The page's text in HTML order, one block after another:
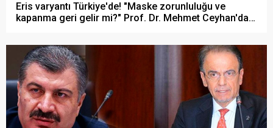
Eris varyantı Türkiye'de! "Maske zorunluluğu ve
kapanma geri gelir mi?" Prof. Dr. Mehmet Ceyhan'dan